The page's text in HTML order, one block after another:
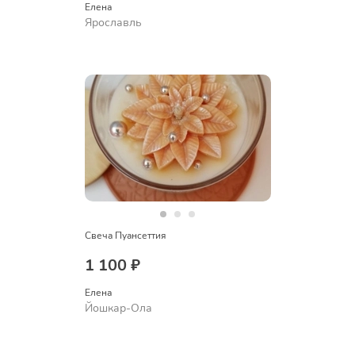
Елена
Ярославль
Свеча Пуансеттия
1 100 ₽
Елена
Йошкар-Ола